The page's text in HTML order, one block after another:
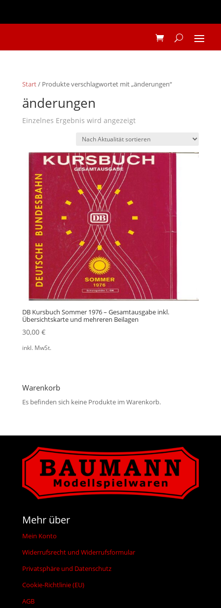
Start/ Produkte verschlagwortet mit „änderungen“
änderungen
Einzelnes Ergebnis wird angezeigt
DB Kursbuch Sommer 1976 – Gesamtausgabe inkl.
Übersichtskarte und mehreren Beilagen
30,00 €
inkl. MwSt.
Warenkorb
Es befinden sich keine Produkte im Warenkorb.
Mehr über
Mein Konto
Widerrufsrecht und Widerrufsformular
Privatsphäre und Datenschutz
Cookie-Richtlinie (EU)
AGB